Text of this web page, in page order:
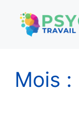
contenuMois :